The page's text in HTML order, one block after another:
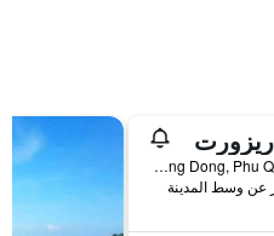
127/2 Tran Hung Dao, TT. Duong Dong, Phu Quoc, فيتنام